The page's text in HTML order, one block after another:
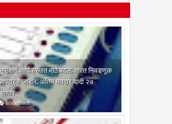
कार्यक्रमात मोठे बदल; भारत निवडणूक
जाहीर; अंतिम मतदार यादी २७
undefined